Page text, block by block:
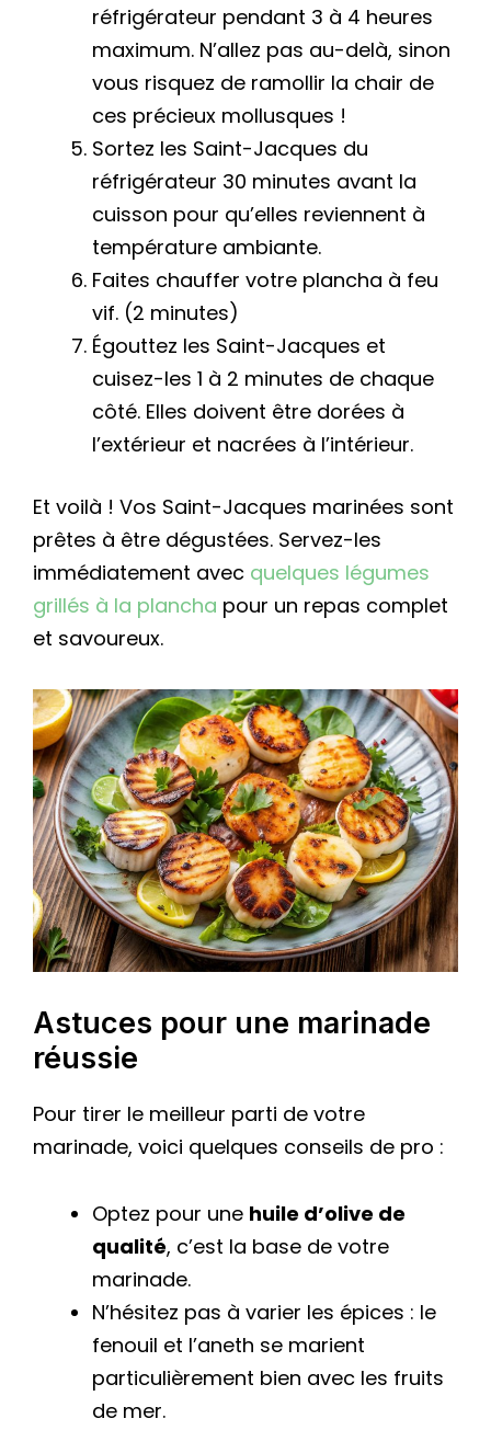
réfrigérateur pendant 3 à 4 heures
maximum. N’allez pas au-delà, sinon
vous risquez de ramollir la chair de
ces précieux mollusques !
Sortez les Saint-Jacques du
réfrigérateur 30 minutes avant la
cuisson pour qu’elles reviennent à
température ambiante.
Faites chauffer votre plancha à feu
vif. (2 minutes)
Égouttez les Saint-Jacques et
cuisez-les 1 à 2 minutes de chaque
côté. Elles doivent être dorées à
l’extérieur et nacrées à l’intérieur.
Et voilà ! Vos Saint-Jacques marinées sont
prêtes à être dégustées. Servez-les
immédiatement avec quelques légumes
grillés à la plancha pour un repas complet
et savoureux.
Astuces pour une marinade
réussie
Pour tirer le meilleur parti de votre
marinade, voici quelques conseils de pro :
Optez pour une huile d’olive de
qualité, c’est la base de votre
marinade.
N’hésitez pas à varier les épices : le
fenouil et l’aneth se marient
particulièrement bien avec les fruits
de mer.